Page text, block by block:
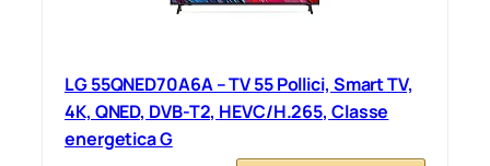
LG 55QNED70A6A – TV 55 Pollici, Smart TV,
4K, QNED, DVB-T2, HEVC/H.265, Classe
energetica G